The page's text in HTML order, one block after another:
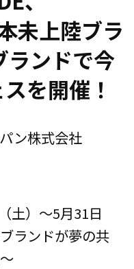
未上陸ブラ
ランドで今
を開催！
ン株式会社
土）～5月31日
ランドが夢の共